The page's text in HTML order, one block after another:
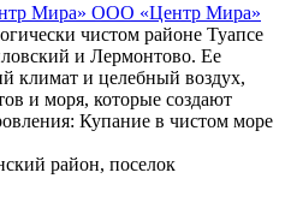
Мира» ООО «Центр Мира»
чистом районе Туапсе
и Лермонтово. Ее
климат и целебный воздух,
и моря, которые создают
Купание в чистом море
район, поселок